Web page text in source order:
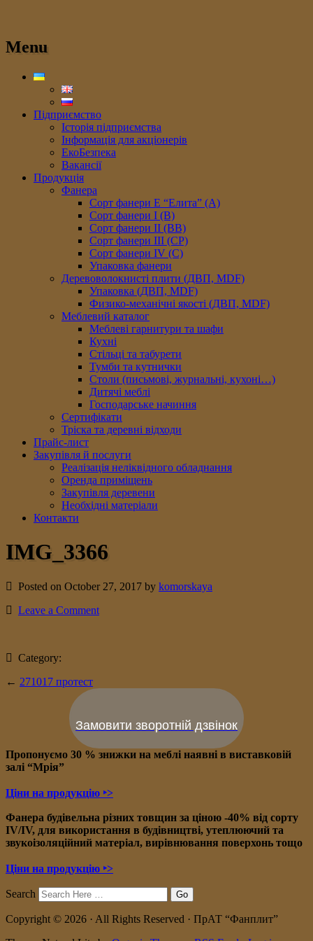
Menu
Підприємство
Історія підприємства
Інформація для акціонерів
ЕкоБезпека
Вакансії
Продукція
Фанера
Сорт фанери E “Елита” (A)
Сорт фанери I (В)
Сорт фанери II (ВB)
Сорт фанери III (CP)
Сорт фанери IV (C)
Упаковка фанери
Деревоволокнисті плити (ДВП, MDF)
Упаковка (ДВП, MDF)
Физико-механічні якості (ДВП, MDF)
Меблевий каталог
Меблеві гарнитури та шафи
Кухні
Стільці та табурети
Тумби та кутнички
Столи (письмові, журнальні, кухоні…)
Дитячі меблі
Господарське начиння
Сертифікати
Тріска та деревні відходи
Прайс-лист
Закупівля й послуги
Реалізація неліквідного обладнання
Оренда приміщень
Закупівля деревени
Необхідні матеріали
Контакти
IMG_3366
Posted on October 27, 2017 by komorskaya
Leave a Comment
Category:
← 271017 протест
Замовити зворотній дзвінок
Пропонуємо 30 % знижки на меблі наявні в виставковій
залі “Мрія”
Ціни на продукцію ‣>
Фанера будівельна різних товщин за ціною -40% від сорту
IV/IV, для використання в будівництві, утеплюючий та
звукоізоляційний матеріал, вирівнювання поверхонь тощо
Ціни на продукцію ‣>
Search
Copyright © 2026 · All Rights Reserved · ПрАТ “Фанплит”